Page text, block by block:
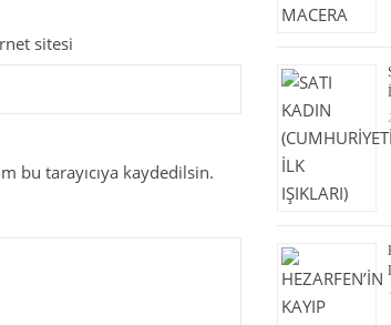
sitesi
bu tarayıcıya kaydedilsin.